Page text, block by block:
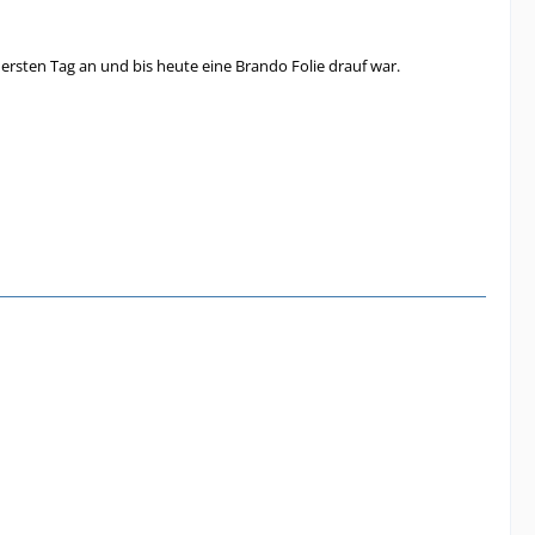
Tag an und bis heute eine Brando Folie drauf war.